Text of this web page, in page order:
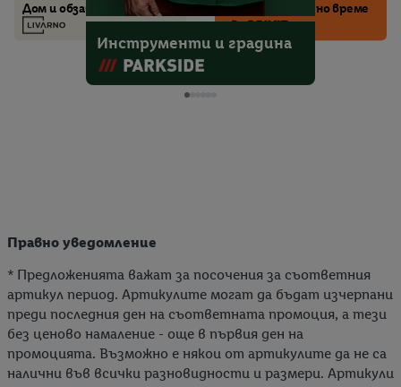
Инструменти и градина
Спорт и свободно време
Дом и обзавеждане
Правно уведомление
* Предложенията важат за посочения за съответния
артикул период. Артикулите могат да бъдат изчерпани
преди последния ден на съответната промоция, а тези
без ценово намаление - още в първия ден на
промоцията. Възможно е някои от артикулите да не са
налични във всички разновидности и размери. Артикули